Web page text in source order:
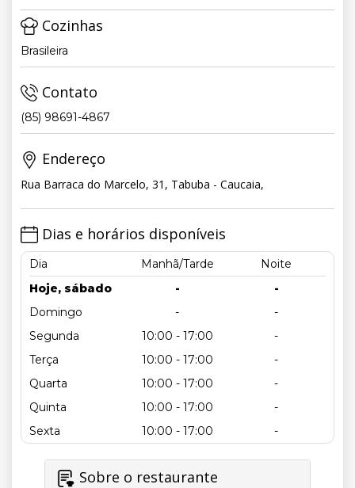
Cozinhas
Brasileira
Contato
(85) 98691-4867
Endereço
Rua Barraca do Marcelo, 31, Tabuba - Caucaia,
Dias e horários disponíveis
Dia Manhã/Tarde
Noite
Hoje, sábado
-
-
Domingo
-
-
Segunda
10:00 - 17:00
-
Terça
10:00 - 17:00
-
Quarta
10:00 - 17:00
-
Quinta
10:00 - 17:00
-
Sexta
10:00 - 17:00 -
Sobre o restaurante